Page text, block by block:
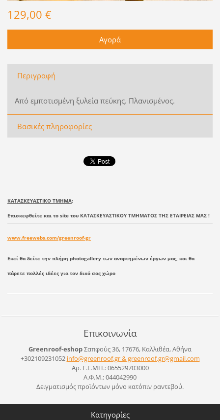
129,00 €
Περιγραφή
Από εμποτισμένη ξυλεία πεύκης. Πλανισμένος.
Βασικές πληροφορίες
ΚΑΤΑΣΚΕΥΑΣΤΙΚΟ ΤΜΗΜΑ:
Επισκεφθείτε και το site του ΚΑΤΑΣΚΕΥΑΣΤΙΚΟΥ ΤΜΗΜΑΤΟΣ ΤΗΣ ΕΤΑΙΡΕΙΑΣ ΜΑΣ !
www.freewebs.com/greenroof-gr
Εκεί θα δείτε την πλήρη photogallery των αναρτημένων έργων μας, και θα
πάρετε πολλές ιδέες για τον δικό σας χώρο
Επικοινωνία
Greenroof-eshopΣαπφούς 36, 17676, Καλλιθέα, Αθήνα
+302109231052 info@greenroof.gr & greenroof.gr@gmail.com
Αρ. Γ.Ε.ΜΗ.: 065529703000
Α.Φ.Μ.: 044042990
Δειγματισμός προϊόντων μόνο κατόπιν ραντεβού.
Κατηγορίες